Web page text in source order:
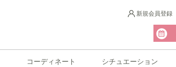
新規会員登録
コーディネート シチュエーション